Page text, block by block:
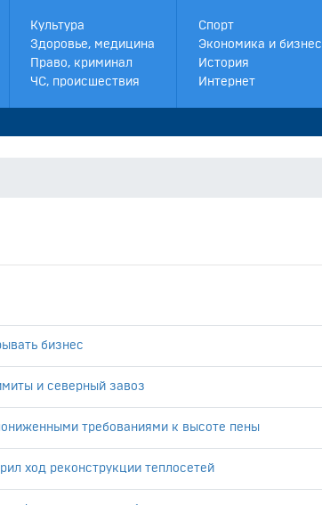
Культура
Здоровье, медицина
Право, криминал
ЧС, происшествия
Спорт
Экономика и бизнес
История
Интернет
бизнес
и северный завоз
требованиями к высоте пены
ход реконструкции теплосетей